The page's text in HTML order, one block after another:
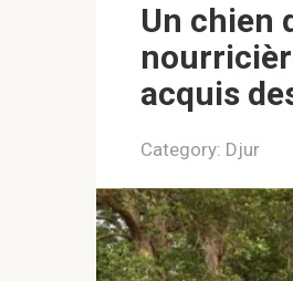
Un chien
acquis
Category: Djur